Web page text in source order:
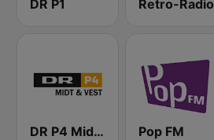
DR P1 Retro-Radio
DR P4 Midt & Vest Pop FM